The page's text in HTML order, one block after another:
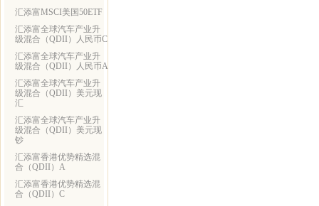
汇添富MSCI美国50ETF
汇添富全球汽车产业升
级混合（QDII）人民币C
汇添富全球汽车产业升
级混合（QDII）人民币A
汇添富全球汽车产业升
级混合（QDII）美元现
汇
汇添富全球汽车产业升
级混合（QDII）美元现
钞
汇添富香港优势精选混
合（QDII）A
汇添富香港优势精选混
合（QDII）C